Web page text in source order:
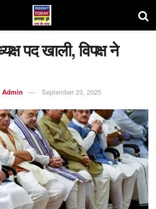
पद खाली, विपक्ष ने
September 23, 2025